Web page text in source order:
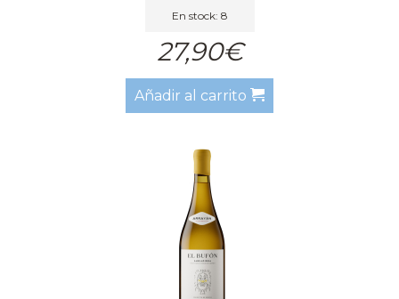
En stock: 8
27,90€
Añadir al carrito